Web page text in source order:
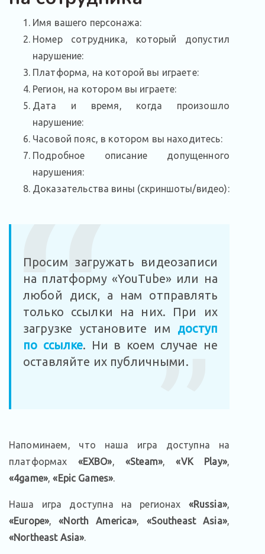
Имя вашего персонажа:
Номер сотрудника, который допустил
нарушение:
Платформа, на которой вы играете:
Регион, на котором вы играете:
Дата и время, когда произошло
нарушение:
Часовой пояс, в котором вы находитесь:
Подробное описание допущенного
нарушения:
Доказательства вины (скриншоты/видео):
Просим загружать видеозаписи
на платформу «YouTube» или на
любой диск, а нам отправлять
только ссылки на них. При их
загрузке установите им доступ
по ссылке. Ни в коем случае не
оставляйте их публичными.
Напоминаем, что наша игра доступна на
платформах «EXBO», «Steam»,«VK Play»,
«4game»,«Epic Games».
Наша игра доступна на регионах «Russia»,
«Europe»,«North America», «Southeast Asia»,
«Northeast Asia».